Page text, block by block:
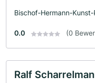
Bischof-Hermann-
0.0 (0
Ralf